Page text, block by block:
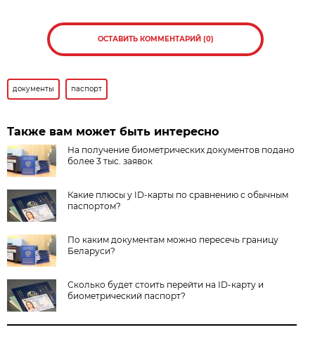
ОСТАВИТЬ КОММЕНТАРИЙ (0)
документы паспорт
Также вам может быть интересно
На получение биометрических документов подано
более 3 тыс. заявок
Какие плюсы у ID-карты по сравнению с обычным
паспортом?
По каким документам можно пересечь границу
Беларуси?
Сколько будет стоить перейти на ID-карту и
биометрический паспорт?